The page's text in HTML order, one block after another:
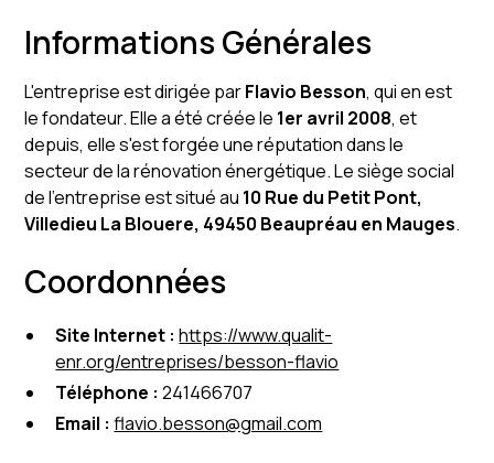
Informations Générales
L'entreprise est dirigée parFlavio Besson, qui en est
le fondateur. Elle a été créée le 1er avril 2008, et
depuis, elle s'est forgée une réputation dans le
secteur de la rénovation énergétique. Le siège social
de l'entreprise est situé au 10 Rue du Petit Pont,
Villedieu La Blouere, 49450 Beaupréau en Mauges.
Coordonnées
Site Internet : https://www.qualit-
enr.org/entreprises/besson-flavio
Téléphone : 241466707
Email : flavio.besson@gmail.com